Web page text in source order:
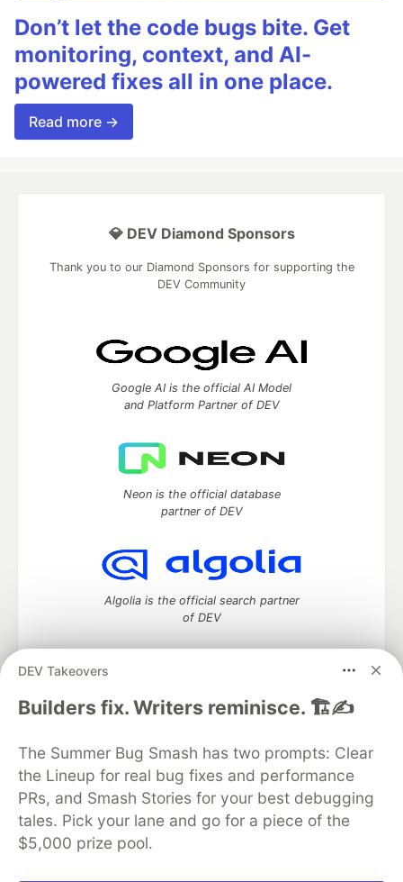
Don’t let the code bugs bite. Get
monitoring, context, and AI-
powered fixes all in one place.
Read more →
DEV Takeovers
Builders fix. Writers reminisce. 🏗️✍️
The Summer Bug Smash has two prompts: Clear
the Lineup for real bug fixes and performance
PRs, and Smash Stories for your best debugging
tales. Pick your lane and go for a piece of the
$5,000 prize pool.
💎 DEV Diamond Sponsors
Thank you to our Diamond Sponsors for supporting the
DEV Community
Google AI is the official AI Model
and Platform Partner of DEV
Neon is the official database
partner of DEV
Algolia is the official search partner
of DEV
DEV Community— A space to discuss and keep up software
DEV Education Tracks
DEV Help
Advertise on DEV
Organization Accounts
DEV Showcase About
Contact
Free Postgres Database
DEV Shop
MLH
Code of Conduct
Privacy Policy
Terms of Use
Built on Forem — the open source software that powers
and other inclusive communities.